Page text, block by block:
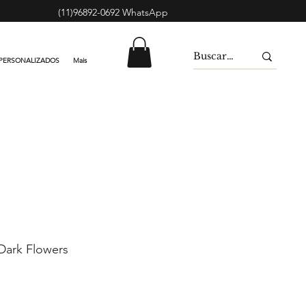
(11)96892-0692 WhatsApp
Mais
Flowers